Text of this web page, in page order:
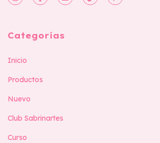
Categorías
Inicio
Productos
Nuevo
Club Sabrinartes
Curso